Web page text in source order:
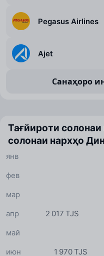
Pegasus Airlines
Ajet
Санаҳоро
Тағйироти солонаи
солонаи нархҳо
янв
фев
мар
2 017 TJS
апр
май
1 970 TJS
июн